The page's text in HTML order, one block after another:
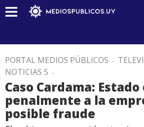
PORTAL MEDIOS PÚBLICOS .
NOTICIAS 5 .
Caso Cardama:
penalmente a la
posible fraude